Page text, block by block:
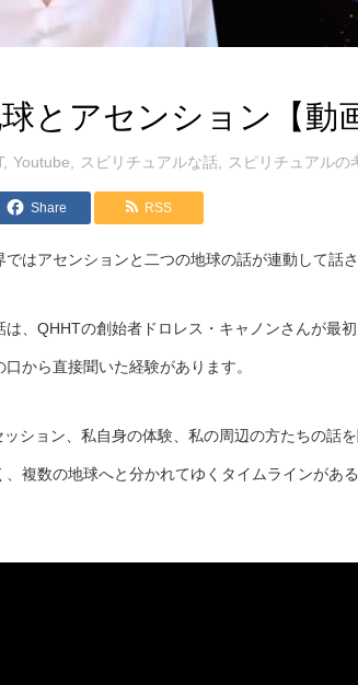
とアセンション【動
Youtube スピリチュアルな話 スピリチュアルの
Share RSS
ではアセンションと二つの地球の話が連動して話
は、QHHTの創始者ドロレス・キャノンさんが最
から直接聞いた経験があります。
ション、私自身の体験、私の周辺の方たちの話
、複数の地球へと分かれてゆくタイムラインがあ